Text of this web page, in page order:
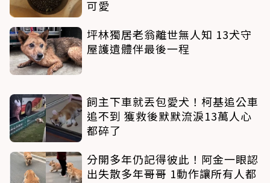
可愛
坪林獨居老翁離世無人知 13犬守
屋護遺體伴最後一程
飼主下車就丟包愛犬！柯基追公車
追不到 獲救後默默流淚13萬人心
都碎了
分開多年仍記得彼此！阿金一眼認
出失散多年哥哥 1動作讓所有人都